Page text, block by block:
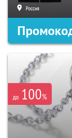
Россия
до 100%